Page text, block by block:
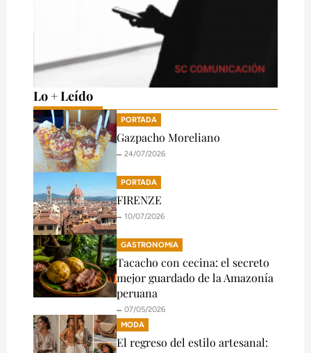
Lo + Leído
PORTADA
Gazpacho Moreliano
🗕️ 24/07/2026
PORTADA
FIRENZE
🗕️ 10/07/2026
GASTRONOMíA
Tacacho con cecina: el secreto
mejor guardado de la Amazonía
peruana
🗕️ 07/05/2026
MODA
El regreso del estilo artesanal: